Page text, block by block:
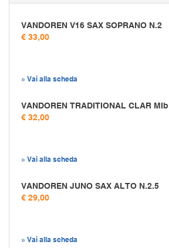
VANDOREN V16 SAX SOPRANO N.2
€ 33,00
» Vai alla scheda
VANDOREN TRADITIONAL CLAR
€ 32,00
» Vai alla scheda
VANDOREN JUNO SAX ALTO N.2.5
€ 29,00
» Vai alla scheda